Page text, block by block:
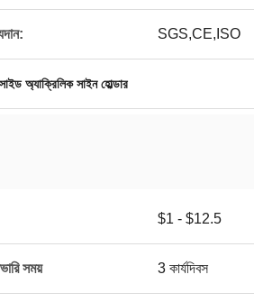
SGS,CE,ISO
অ্যাক্রিলিক সাইন হোল্ডার
$1 - $12.5
সময় 3 কার্যদিবস